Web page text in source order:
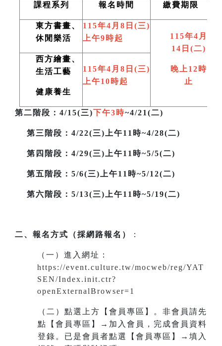
課程系列
報名時間 繳費期限
東方書畫、
休閒樂活
115年4月8日(三)
上午9時起
115年4月
14日(二)
晚上12時
止
西方繪畫、
生活工藝
健康養生
115年4月8日(三)
上午10時起
第二階段 ：4/15(三)下午3時~4/21(二)
第三階段 ：4/22(三)上午11時~4/28(二)
第四階段：4/29(三)上午11時~5/5(二)
第五階段：5/6(三)上午11時~5/12(二)
第六階段：5/13(三)上午11時~5/19(二)
二、報名方式（採網路報名） ：
（一）進入網址 ：
https://event.culture.tw/mocweb/reg/YAT
SEN/Index.init.ctr?
openExternalBrowser=1
（二）點選上方【會員專區】。非會員請先
點【會員專區】→加入會員，完成會員資料
登錄。已是會員者點選【會員專區】→填入